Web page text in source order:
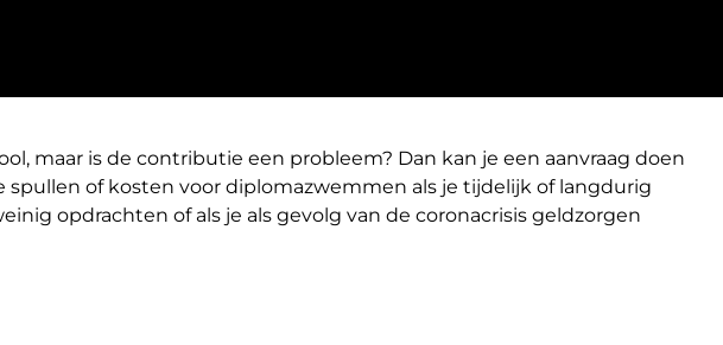
maar is de contributie een probleem? Dan kan je een aanvraag doen
of kosten voor diplomazwemmen als je tijdelijk of langdurig
opdrachten of als je als gevolg van de coronacrisis geldzorgen